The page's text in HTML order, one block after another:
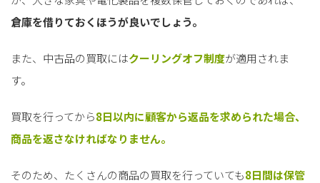
倉庫を借りておくほうが良いでしょう。
また、中古品の買取にはクーリングオフ制度が適用されま
す。
買取を行ってから8日以内に顧客から返品を求められた場合、
商品を返さなければなりません。
そのため、たくさんの商品の買取を行っていても8日間は保管